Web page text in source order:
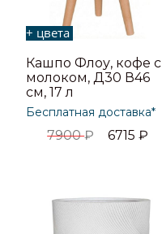
+ цвета
Кашпо Флоу, кофе с
молоком, Д30 В46
см, 17 л
Бесплатная доставка*
7900₽ 6715₽